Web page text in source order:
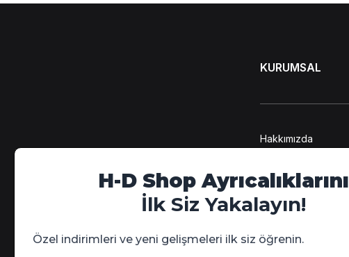
KURUMSAL
Hakkımızda
Üyelik Sözleşmesi
Gizlilik Politikası
H-D Shop Ayrıcalıklarını
İlk Siz Yakalayın!
Özel indirimleri ve yeni gelişmeleri ilk siz öğrenin.